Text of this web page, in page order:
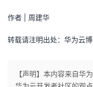
播
活
动
的
关
我
的
我
作者 | 周建华
转载请注明出处：华为云
【声明】本内容来自华